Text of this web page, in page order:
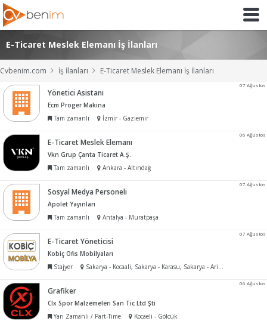
E-Ticaret Meslek Elemanı İş İlanları
Cvbenim.com İş İlanları E-Ticaret Meslek Elemanı İş İlanları
07 Ağustos
Yönetici Asistanı
Ecm Proger Makina
Tam zamanlı
İzmir - Gaziemir
06 Ağustos
E-Ticaret Meslek Elemanı
Vkn Grup Çanta Ticaret A.Ş.
Tam zamanlı
Ankara - Altındağ
07 Ağustos
Sosyal Medya Personeli
Apolet Yayınları
Tam zamanlı
Antalya - Muratpaşa
07 Ağustos
E-Ticaret Yöneticisi
Kobiç Ofis Mobilyaları
Stajyer
Sakarya - Kocaali, Sakarya - Karasu, Sakarya - Arifiye, Sakarya - Arifiye
06 Ağustos
Grafiker
Clx Spor Malzemeleri San Tic Ltd Şti
Yarı Zamanlı / Part-Time
Kocaeli - Gölcük